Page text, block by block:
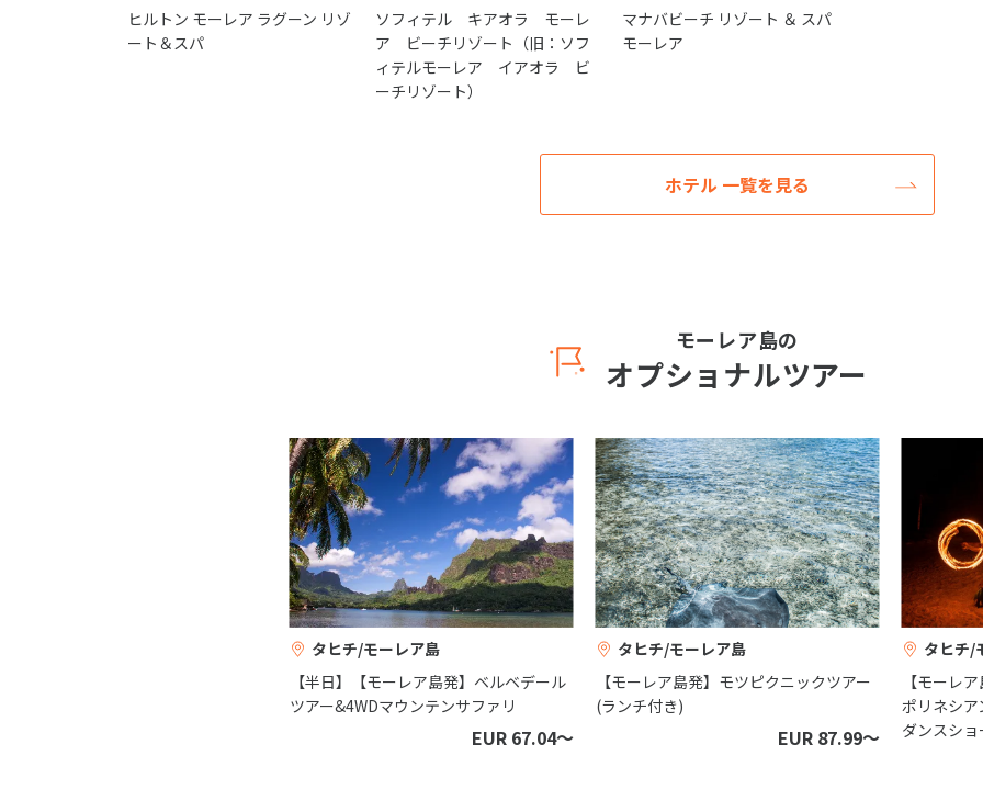
ヒルトン モーレア ラグーン リゾ
ート＆スパ
ソフィテル キアオラ モーレ
ア ビーチリゾート（旧：ソフ
ィテルモーレア イアオラ ビ
ーチリゾート）
マナバビーチ リゾート ＆ スパ
モーレア
ホテル 一覧を見る
モーレア島の
オプショナルツアー
タヒチ/モーレア島
【半日】【モーレア島発】ベルベデール
ツアー&4WDマウンテンサファリ
EUR 67.04〜
タヒチ/モーレア島
【モーレア島発】モツピクニックツアー
(ランチ付き)
EUR 87.99〜
タヒチ/
【モーレ
ポリネシ
ダンスショ